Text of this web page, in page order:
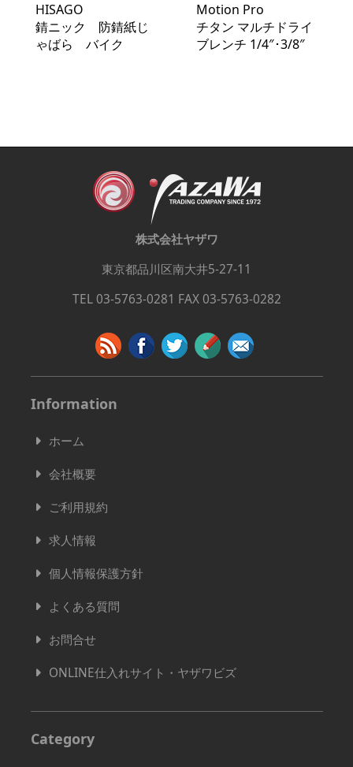
HISAGO
錆ニック 防錆紙じ
ゃばら バイク
Motion Pro
チタン マルチドライ
ブレンチ 1/4″･3/8″
株式会社ヤザワ
東京都品川区南大井5-27-11
TEL 03-5763-0281 FAX 03-5763-0282
Information
ホーム
会社概要
ご利用規約
求人情報
個人情報保護方針
よくある質問
お問合せ
ONLINE仕入れサイト・ヤザワビズ
Category